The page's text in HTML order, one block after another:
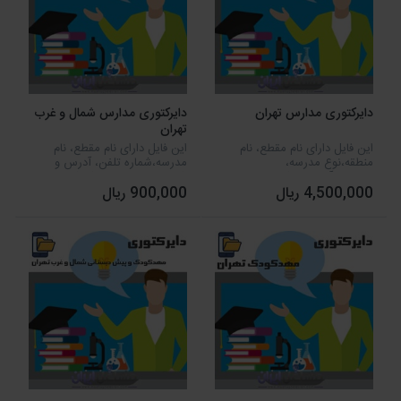
دایرکتوری مدارس تهران
این فایل دارای نام مقطع، نام
منطقه،نوع مدرسه،
جنسیت،آدرس و شماره موبایل
اطلاعاتی است.
4,500,000 ریال
دایرکتوری مدارس شمال و غرب
تهران
این فایل دارای نام مقطع، نام
مدرسه،شماره تلفن، آدرس و
302 مورد اطلاعاتی است.
900,000 ریال